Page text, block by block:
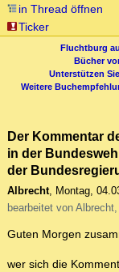
in Thread öffnen
Ticker
Fluchtburg
Bücher
Unterstützen
Weitere
Der Kommentar
in der
der
Albrecht, Montag,
bearbeitet von
Guten Morgen
wer sich die